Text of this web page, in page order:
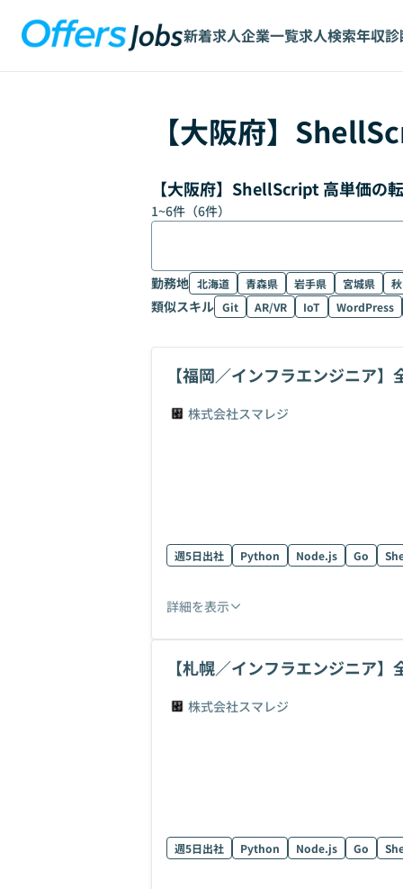
新着求人企業一覧求人検索年収
【大阪府】
【大阪府】ShellScript 高単価の
1~6件（6件）
勤務地 北海道 青森県 岩手県 宮城県
類似スキル Git AR/VR IoT WordPress
【福岡／インフラエンジニア
株式会社スマレジ
週5日出社 Python Node.js Go
詳細を表示
【札幌／インフラエンジニア
株式会社スマレジ
週5日出社 Python Node.js Go